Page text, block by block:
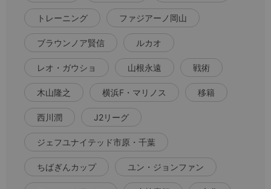
トレーニング ファジアーノ岡山
ブラウンノア賢信 ルカオ
レオ・ガウショ 山根永遠 戦術
木山隆之 横浜F・マリノス 移籍
西川潤 J2リーグ
ジェフユナイテッド市原・千葉
ちばぎんカップ ユン・ジョンファン